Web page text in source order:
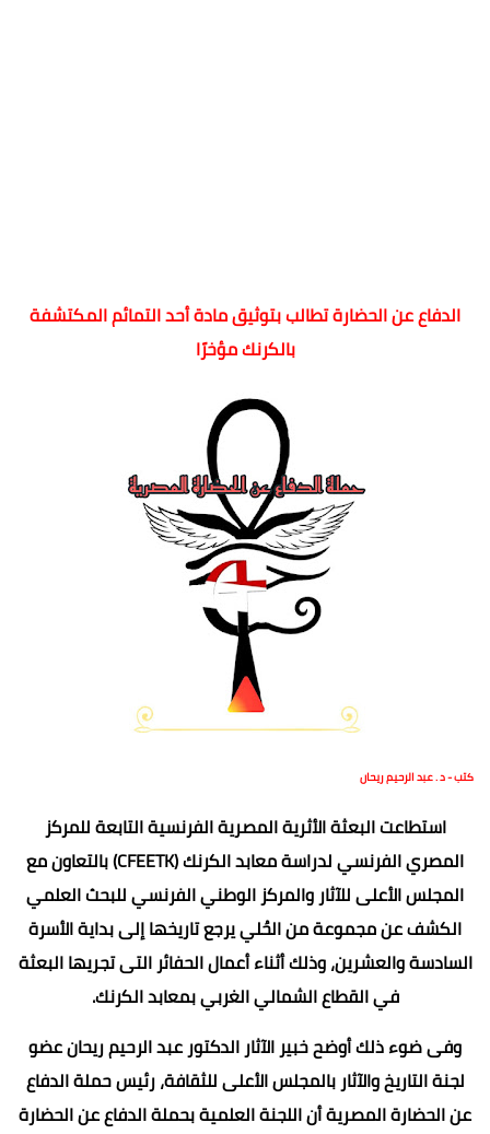
الدفاع عن الحضارة تطالب بتوثيق مادة أحد التمائم المكتشفة
بالكرنك مؤخرًا
كتب - د . عبد الرحيم ريحان
استطاعت البعثة الأثرية المصرية الفرنسية التابعة للمركز
المصري الفرنسي لدراسة معابد الكرنك (CFEETK) بالتعاون مع
المجلس الأعلى للآثار والمركز الوطني الفرنسي للبحث العلمي
الكشف عن مجموعة من الحُلي يرجع تاريخها إلى بداية الأسرة
السادسة والعشرين، وذلك أثناء أعمال الحفائر التى تجريها البعثة
في القطاع الشمالي الغربي بمعابد الكرنك.
وفى ضوء ذلك أوضح خبير الآثار الدكتور عبد الرحيم ريحان عضو
لجنة التاريخ والآثار بالمجلس الأعلى للثقافة، رئيس حملة الدفاع
عن الحضارة المصرية أن اللجنة العلمية بحملة الدفاع عن الحضارة